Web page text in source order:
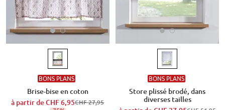
BONS PLANS
Brise-bise en coton
à partir deCHF 6,95CHF 27,95
BONS PLANS
Store plissé brodé, dans
diverses tailles